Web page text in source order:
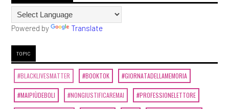
Powered by Translate
TOPIC
#BLACKLIVESMATTER #BOOKTOK #GIORNATADELLAMEMORIA
#MAIPIÙDEBOLI #NONGIUSTIFICAREMAI #PROFESSIONELETTORE